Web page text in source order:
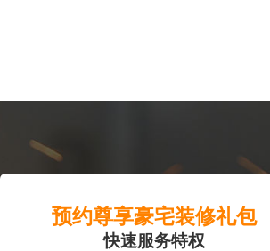
预约尊享豪宅装修礼包
快速服务特权